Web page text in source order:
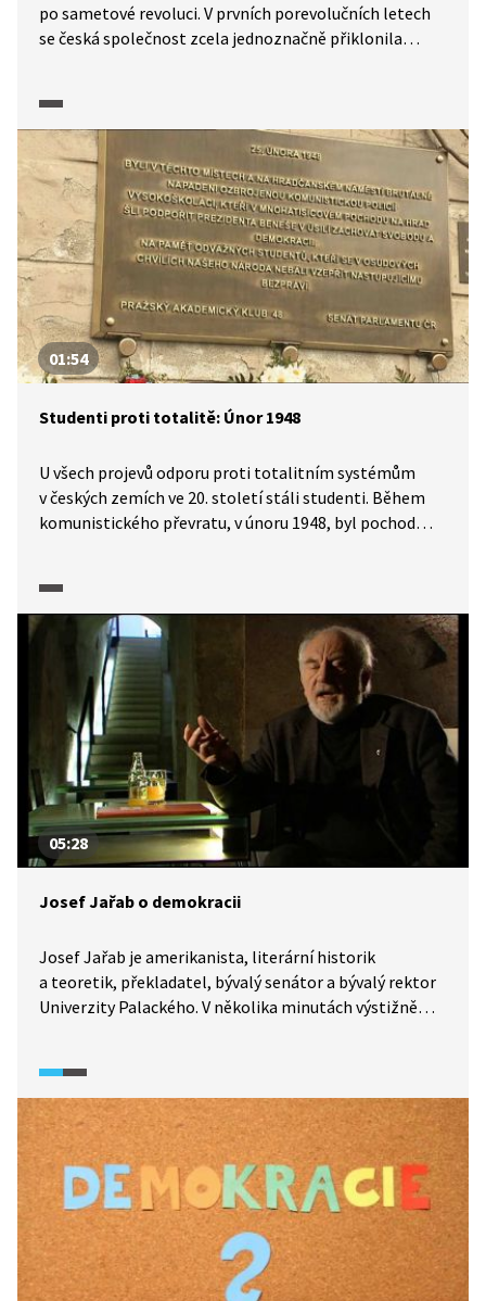
po sametové revoluci. V prvních porevolučních letech
se česká společnost zcela jednoznačně přiklonila
zpochybňující základní demokratické principy. Tuto
tendenci lze pozorovat i v oficiální zahraniční politice,
kdy někteří vysocí státní představitelé otevřeně
sympatizují s nedemokratickými režimy v Rusku a Číně.
01:54
Studenti proti totalitě: Únor 1948
U všech projevů odporu proti totalitním systémům
v českých zemích ve 20. století stáli studenti. Během
komunistického převratu, v únoru 1948, byl pochod
vysokoškoláků, kteří přišli podpořit prezidenta Beneše
a demokratické hodnoty, byl na Hradčanském náměstí
a v Nerudově ulici zastaven policií a poté násilně
rozehnán.
05:28
Josef Jařab o demokracii
Josef Jařab je amerikanista, literární historik
a teoretik, překladatel, bývalý senátor a bývalý rektor
Univerzity Palackého. V několika minutách výstižně
zřízení správně fungovat. Jako jedny z nejdůležitějších
aspektů uvádí demokratické vzdělávání,
angažovaného, a je-li třeba, i neposlušného občana
a fungující občanskou společnost.